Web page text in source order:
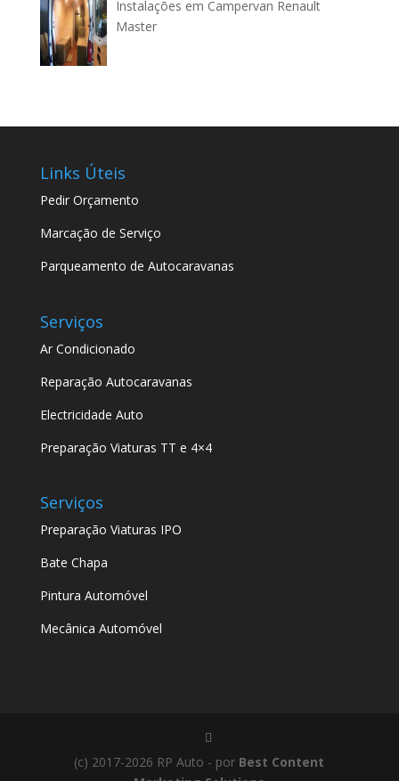
Instalações em Campervan Renault
Master
Links Úteis
Pedir Orçamento
Marcação de Serviço
Parqueamento de Autocaravanas
Serviços
Ar Condicionado
Reparação Autocaravanas
Electricidade Auto
Preparação Viaturas TT e 4×4
Serviços
Preparação Viaturas IPO
Bate Chapa
Pintura Automóvel
Mecânica Automóvel
(c) 2017-2026 RP Auto - por Best Content